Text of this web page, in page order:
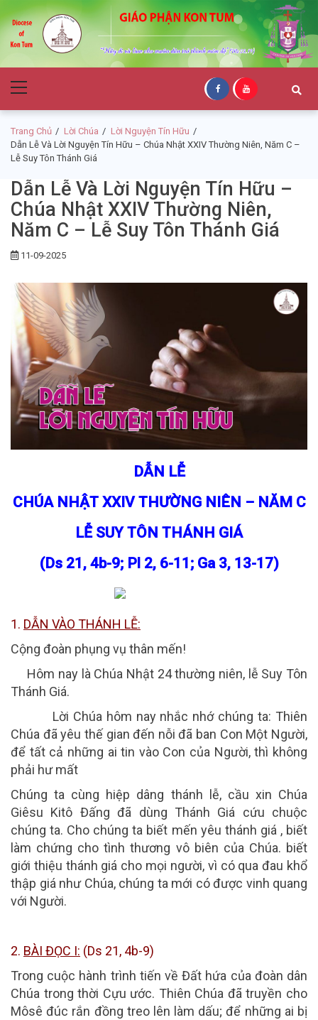
to
navigation
to
content
Giáo Phận Kon
Tum
Menu
Trang Chủ Lời Chúa
Lời Nguyện Tín Hữu
Dẫn Lễ Và Lời Nguyện Tín Hữu – Chúa Nhật XXIV Thường Niên, Năm C –
Lễ Suy Tôn Thánh Giá
Dẫn Lễ Và Lời Nguyện Tín Hữu –
Chúa Nhật XXIV Thường Niên,
Năm C – Lễ Suy Tôn Thánh Giá
11-09-2025
DẪN LỄ
CHÚA NHẬT XXIV THƯỜNG NIÊN – NĂM C
LỄ SUY TÔN THÁNH GIÁ
(Ds 21, 4b-9; Pl 2, 6-11; Ga 3, 13-17)
1. DẪN VÀO THÁNH LỄ:
Cộng đoàn phụng vụ thân mến!
Hôm nay là Chúa Nhật 24 thường niên, lễ Suy Tôn
Thánh Giá.
Lời Chúa hôm nay nhắc nhớ chúng ta: Thiên
Chúa đã yêu thế gian đến nỗi đã ban Con Một Người,
để tất cả những ai tin vào Con của Người, thì không
phải hư mất
Chúng ta cùng hiệp dâng thánh lễ, cầu xin Chúa
Giêsu Kitô Đấng đã dùng Thánh Giá cứu chuộc
chúng ta. Cho chúng ta biết mến yêu thánh giá , biết
làm chứng cho tình thương vô biên của Chúa. biết
giới thiệu thánh giá cho mọi người, vì có qua đau khổ
thập giá như Chúa, chúng ta mới có được vinh quang
với Người.
2. BÀI ĐỌC I: (Ds 21, 4b-9)
Trong cuộc hành trình tiến về Đất hứa của đoàn dân
Chúa trong thời Cựu ước. Thiên Chúa đã truyền cho
Môsê đúc rắn đồng treo lên làm dấu; để những ai bị